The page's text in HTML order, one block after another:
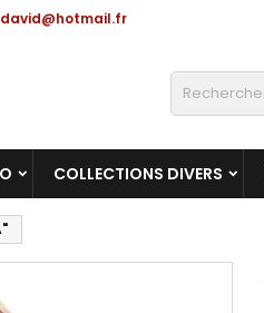
COLLECTIONS DIVERS